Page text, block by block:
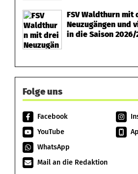
FSV Waldthurn mit
Neuzugängen und
in die Saison 2026/
Folge uns
Facebook
YouTube
WhatsApp
Mail an die Redaktion